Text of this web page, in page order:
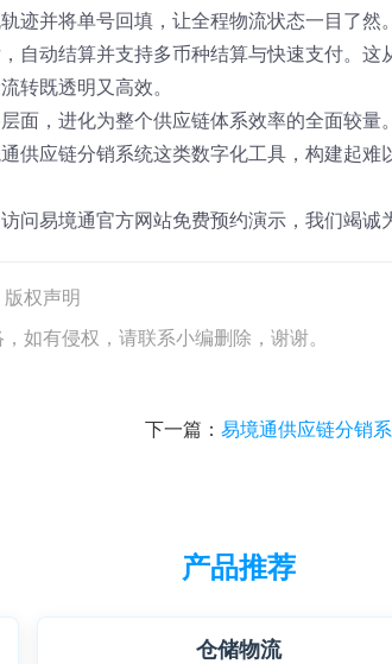
迹并将单号回填，让全程物流状态一目了然。
自动结算并支持多币种结算与快速支付。这
转既透明又高效。
面，进化为整个供应链体系效率的全面较量
供应链分销系统这类数字化工具，构建起难
问易境通官方网站免费预约演示，我们竭诚
版权声明
如有侵权，请联系小编删除，谢谢。
下一篇： 易境通供应链分销系统：用智
产品推荐
仓储物流